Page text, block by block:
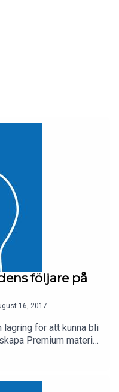
även lågaffektivt
följare på
16, 2017
lagring för att kunna bli
Premium material
och då kommer du till